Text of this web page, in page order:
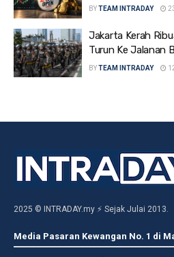
BYTEAM INTRADAY
Jakarta Kerah
Turun Ke Jalanan
BYTEAM INTRADAY
2025 © INTRADAY.my ⚡ Sejak Julai 2013.
Media Pasaran Kewangan No. 1 di